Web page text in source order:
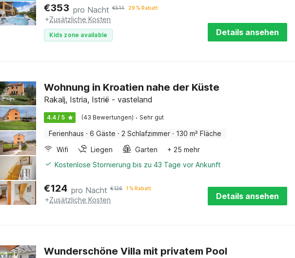
€353 pro Nacht €514 29 % Rabatt
+Zusätzliche Kosten
Kids zone available Details ansehen
Wohnung in Kroatien nahe der Küste
Rakalj, Istria, Istrië - vasteland
4.4 / 5 (43 Bewertungen) · Sehr gut
Ferienhaus · 6 Gäste · 2 Schlafzimmer · 130 m² Fläche
Wifi
Liegen Garten
+ 25 mehr
Kostenlose Stornierung bis zu 43 Tage vor Ankunft
€124 pro Nacht €126 1 % Rabatt
+Zusätzliche Kosten Details ansehen
Wunderschöne Villa mit privatem Pool